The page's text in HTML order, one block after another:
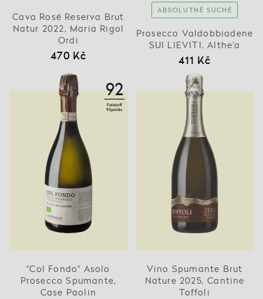
Cava Rosé Reserva Brut
Natur 2022, Maria Rigol
Ordi
470 Kč
ABSOLUTNĚ SUCHÉ
Prosecco Valdobbiadene
SUI LIEVITI, Althe'a
411 Kč
92
Falstaff
92points
"Col Fondo" Asolo
Prosecco Spumante,
Case Paolin
Vino Spumante Brut
Nature 2025, Cantine
Toffoli